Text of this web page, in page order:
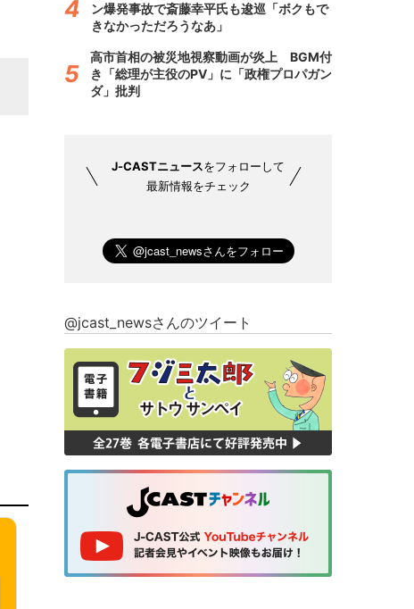
ン爆発事故で斎藤幸平氏も逡巡「ボクもで
きなかっただろうなあ」
高市首相の被災地視察動画が炎上 BGM付
き「総理が主役のPV」に「政権プロパガン
ダ」批判
J-CASTニュースをフォローして
最新情報をチェック
@jcast_newsさんのツイート